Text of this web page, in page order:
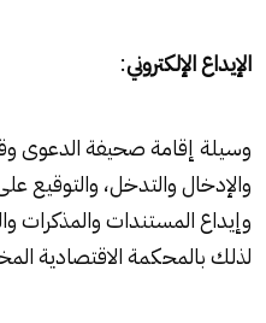
الإيداع الإلكتروني:‏
وسيلة إقامة صحيفة الدعوى
والإدخال والتدخل، والتوقيع
وإيداع ‏المستندات والمذكرات
لذلك بالمحكمة الاقتصادية